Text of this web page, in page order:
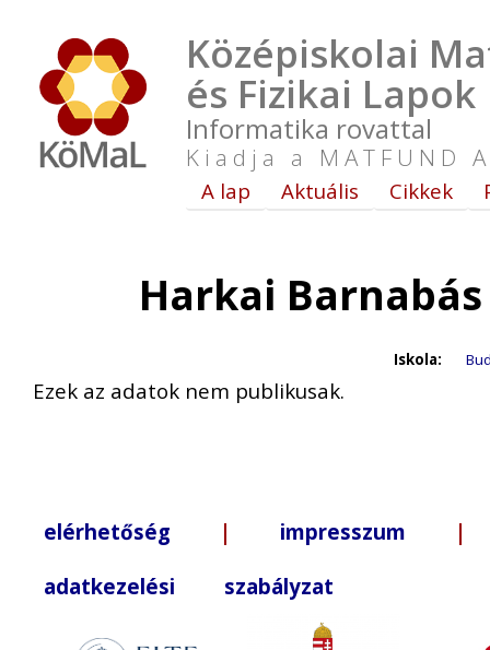
Középiskolai
és Fizikai Lapok
Informatika rovattal
Kiadja a MATFUND
A lap Aktuális Cikkek
Harkai
Iskola:
Ezek az adatok nem publikusak.
elérhetőség | impresszum |
adatkezelési szabályzat